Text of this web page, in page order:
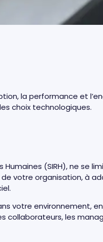
la performance et
choix technologiques.
(SIRH), ne se
votre organisation, à
votre environnement,
collaborateurs, les